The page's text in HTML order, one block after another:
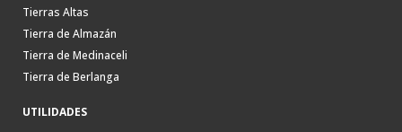
Tierras Altas
Tierra de Almazán
Tierra de Medinaceli
Tierra de Berlanga
UTILIDADES